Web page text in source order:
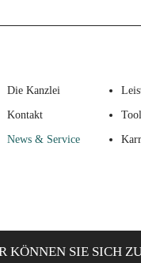
Die Kanzlei
Kontakt
News & Service
KÖNNEN SIE SICH